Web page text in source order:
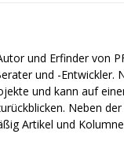
und Erfinder von
und -Entwickler.
und kann auf
Neben
Artikel und